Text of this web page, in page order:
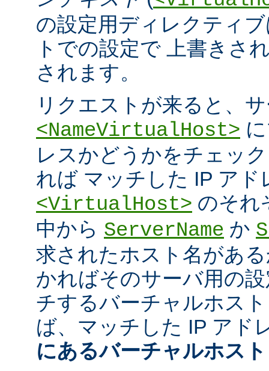
の設定用ディレクティ
トでの設定で 上書きさ
されます。
リクエストが来ると、
<NameVirtualHost>
レスかどうかをチェッ
れば マッチした IP アド
<VirtualHost> のそれ
中から ServerName か
求されたホスト名があ
かればそのサーバ用の
チするバーチャルホス
ば、マッチした IP アド
にあるバーチャルホスト